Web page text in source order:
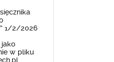
1/2/2026
w pliku